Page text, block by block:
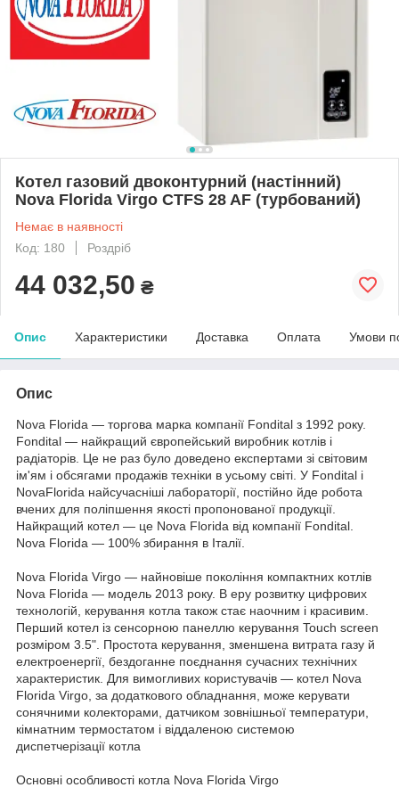
Котел газовий двоконтурний (настінний)
Nova Florida Virgo CTFS 28 AF (турбований)
Немає в наявності
Код: 180
Роздріб
44 032,50 ₴
Опис Характеристики Доставка Оплата Умови
Опис
Nova Florida — торгова марка компанії Fondital з 1992 року.
Fondital — найкращий європейський виробник котлів і
радіаторів. Це не раз було доведено експертами зі світовим
ім'ям і обсягами продажів техніки в усьому світі. У Fondital і
NovaFlorida найсучасніші лабораторії, постійно йде робота
вчених для поліпшення якості пропонованої продукції.
Найкращий котел — це Nova Florida від компанії Fondital.
Nova Florida — 100% збирання в Італії.
Nova Florida Virgo — найновіше покоління компактних котлів
Nova Florida — модель 2013 року. В еру розвитку цифрових
технологій, керування котла також стає наочним і красивим.
Перший котел із сенсорною панеллю керування Touch screen
розміром 3.5". Простота керування, зменшена витрата газу й
електроенергії, бездоганне поєднання сучасних технічних
характеристик. Для вимогливих користувачів — котел Nova
Florida Virgo, за додаткового обладнання, може керувати
сонячними колекторами, датчиком зовнішньої температури,
кімнатним термостатом і віддаленою системою
диспетчерізації котла
Основні особливості котла Nova Florida Virgo